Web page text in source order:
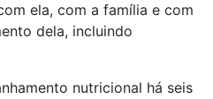
ela, com a família e com
dela, incluindo
nutricional há seis